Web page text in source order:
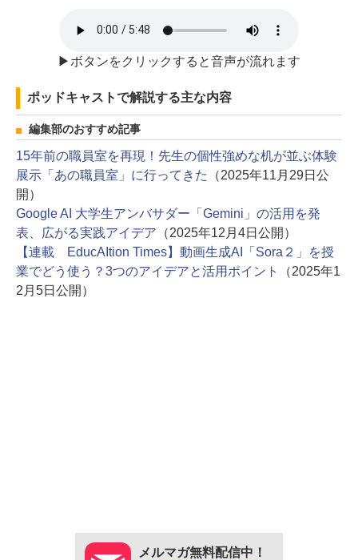
▶ボタンをクリックすると音声が流れます
ポッドキャストで解説する主な内容
編集部のおすすめ記事
15年前の職員室を再現！先生の個性強めな机が並ぶ体験
展示「あの職員室」に行ってきた
（2025年11月29日公
開）
Google AI 大学生アンバサダー「Gemini」の活用を発
表、広がる実践アイデア （2025年12月4日公開）
【連載 EducAItion Times】動画生成AI「Sora２」を授
業でどう使う？3つのアイデアと活用ポイント
（2025年1
2月5日公開）
メルマガ無料配信中！